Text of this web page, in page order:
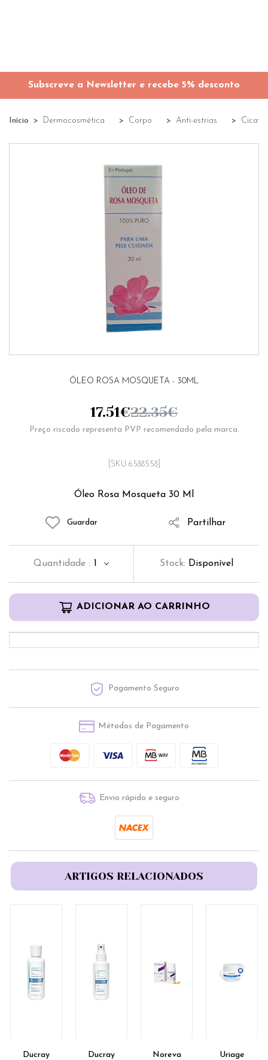
Subscreve a Newsletter e recebe 5% desconto
Início Dermocosmética Corpo Anti-estrias
ÓLEO ROSA MOSQUETA - 30ML
Óleo Rosa Mosqueta 30 Ml
[SKU 6588558]
17.51€22.35€
Preço riscado representa PVP recomendado pela marca.
Guardar Partilhar
Quantidade : 1 Stock: Disponível
ADICIONAR AO CARRINHO
Pagamento Seguro
Métodos de Pagamento
Envio rápido e seguro
ARTIGOS RELACIONADOS
Ducray Ducray Noreva Uriage